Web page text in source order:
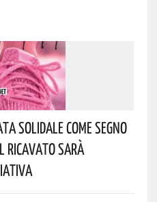
Solidale Come Segno
Ricavato Sarà